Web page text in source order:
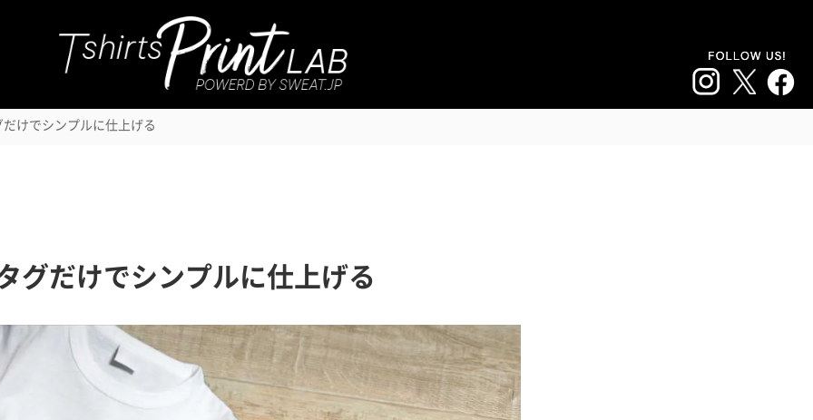
オリジナルをつくる サービス内容
＞
だけでシンプルに仕上げる
グだけでシンプルに仕上げる